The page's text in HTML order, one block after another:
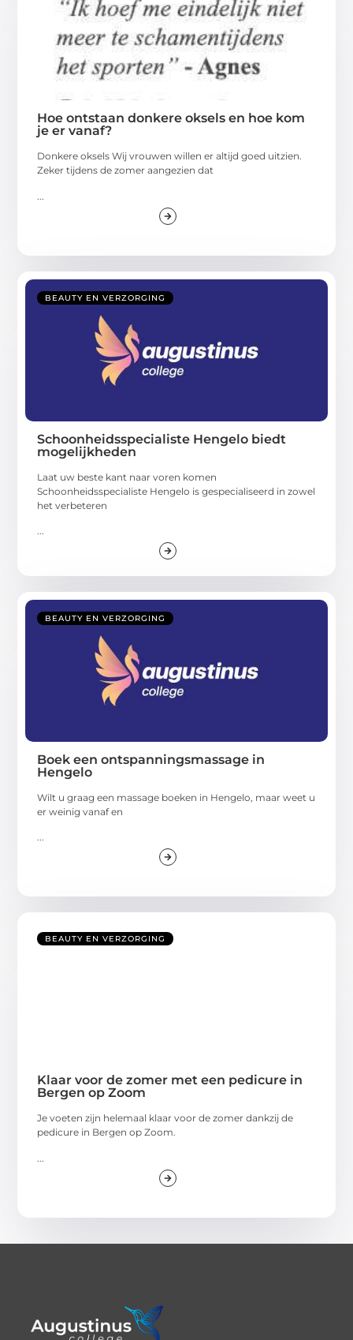
Hoe ontstaan donkere oksels en hoe kom
je er vanaf?
Donkere oksels Wij vrouwen willen er altijd goed uitzien.
Zeker tijdens de zomer aangezien dat
BEAUTY EN VERZORGING
Schoonheidsspecialiste Hengelo biedt
mogelijkheden
Laat uw beste kant naar voren komen
Schoonheidsspecialiste Hengelo is gespecialiseerd in zowel
het verbeteren
...
BEAUTY EN VERZORGING
Boek een ontspanningsmassage in
Hengelo
Wilt u graag een massage boeken in Hengelo, maar weet u
er weinig vanaf en
...
BEAUTY EN VERZORGING
Klaar voor de zomer met een pedicure in
Bergen op Zoom
Je voeten zijn helemaal klaar voor de zomer dankzij de
pedicure in Bergen op Zoom.